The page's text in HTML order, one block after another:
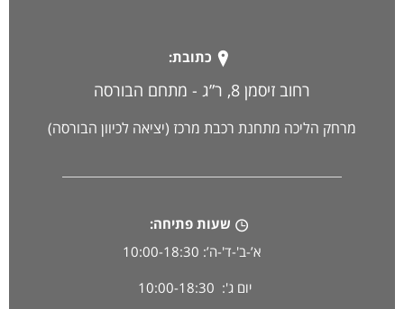
כתובת:
רחוב זיסמן 8, ר”ג - מתחם הבורסה
מרחק הליכה מתחנת רכבת מרכז (יציאה לכיוון הבורסה)
שעות פתיחה:
א’-ב'-ד'-ה’: 10:00-18:30
יום ג': 10:00-18:30